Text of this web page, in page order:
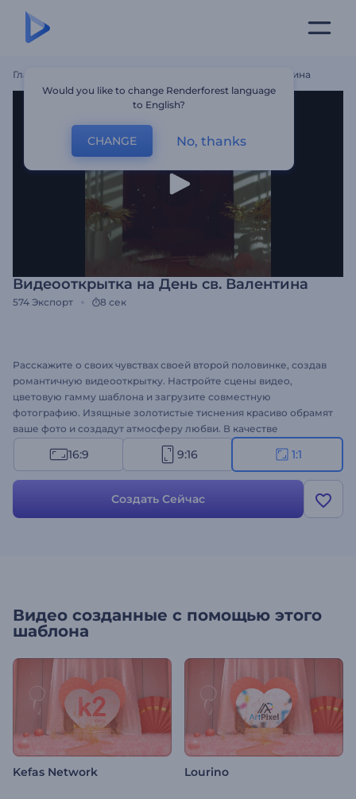
Главная Видеооткрытка На День Св. Валентина
Видеооткрытка на День св. Валентина
574 Экспорт 8 сек
Расскажите о своих чувствах своей второй половинке, создав
романтичную видеооткрытку. Настройте сцены видео,
цветовую гамму шаблона и загрузите совместную
фотографию. Изящные золотистые тиснения красиво обрамят
ваше фото и создадут атмосферу любви. В качестве
финального штриха загрузите музыкальный трек, и все —
ваше видео будет готово! Создайте открытку на День св.
16:9 9:16 1:1
Создать Сейчас
Видео созданные с помощью этого
шаблона
Kefas Network Lourino
Would you like to change Renderforest language
to English?
CHANGE No, thanks